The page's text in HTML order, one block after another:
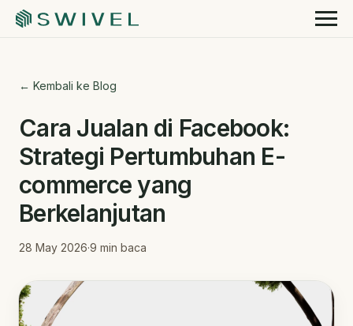
← Kembali ke Blog
Cara Jualan di Facebook:
Strategi Pertumbuhan E-
commerce yang
Berkelanjutan
28 May 2026·9 min baca